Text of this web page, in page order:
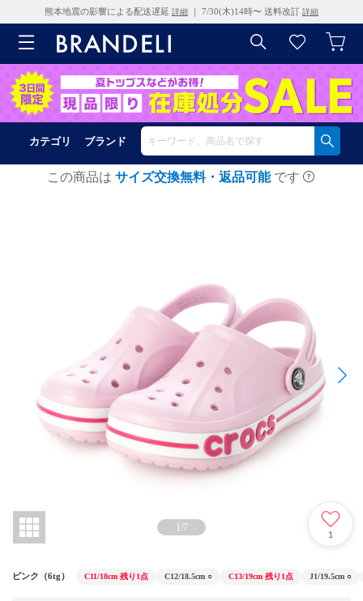
熊本地震の影響による配送遅延 詳細 ｜ 7/30(木)14時〜 送料改訂 詳細
カテゴリ ブランド
この商品は サイズ交換無料・返品可能 です
1/7
1
ピンク（6tg） C11/18cm 残り1点 C12/18.5cm ○ C13/19cm 残り1点 J1/19.5cm ○